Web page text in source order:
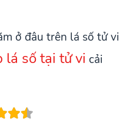
ở đâu trên lá số tử vi
lá số tại tử vi cải